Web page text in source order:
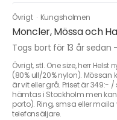
Övrigt · Kungsholmen
Moncler, Mössa och
Togs bort för 13 år sedan -
Övrigt, stl. One size, herr
(80% ull/20% nylon).
är vit eller grå. Priset är 349:-
hämtas i Stockholm men
porto). Ring, smsa eller
telefonsäljare.